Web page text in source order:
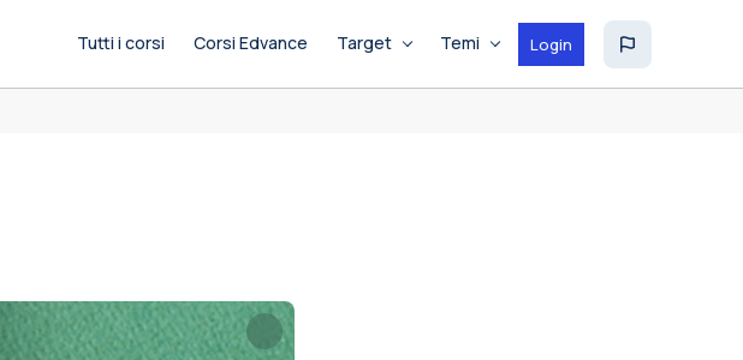
Tutti i corsi Corsi Edvance Target Temi Login